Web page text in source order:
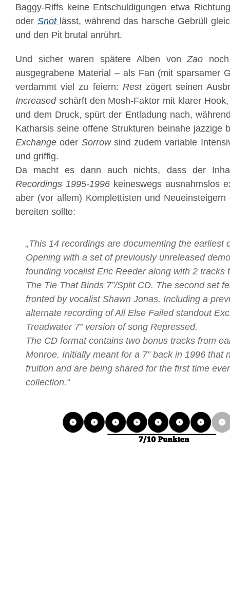
Baggy-Riffs keine Entschuldigungen etwa
oder Snot lässt, während das harsche Gebrüll
und den Pit brutal anrührt.
Und sicher waren spätere Alben vonZao
ausgegrabene Material – als Fan (mit sparsamer
verdammt viel zu feiern: Restzögert seinen
Increasedschärft den Mosh-Faktor mit klarer
und dem Druck, spürt der Entladung nach,
Katharsis seine offene Strukturen beinahe jazzige
Exchange oder Sorrowsind zudem variable
und griffig.
Da macht es dann auch nichts, dass der
Recordings 1995-1996keineswegs ausnahmslos
aber (vor allem) Komplettisten und
bereiten sollte:
„This 14 recordings are documenting the earliest
Opening with a set of previously unreleased
founding vocalist Eric Reeder along with 2 tracks
The Tie That Binds 7”/Split CD. The second set
fronted by vocalist Shawn Jonas. Including a
alternate recording of All Else Failed standout
Treadwater 7” version of song Repressed.
The CD format contains two bonus tracks from
Monroe. Initially meant for a 7” back in 1996 that
fruition and are being shared for the first time
collection.“